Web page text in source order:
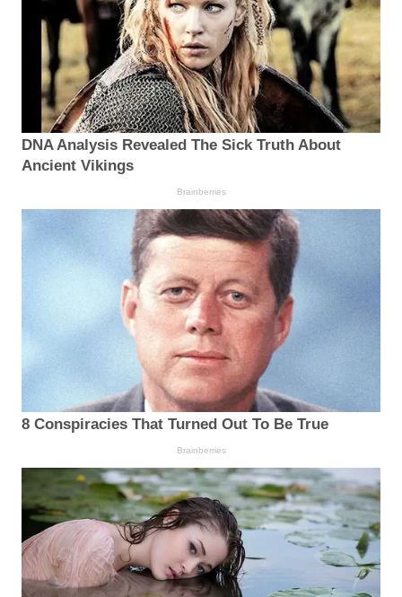
DNA Analysis Revealed The Sick Truth About
Ancient Vikings
Brainberries
8 Conspiracies That Turned Out To Be True
Brainberries